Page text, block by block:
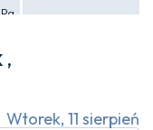
Wtorek, 11 sierpień